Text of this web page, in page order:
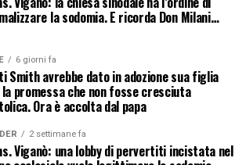
la sodomia. E ricorda Don Milani…
6 giorni fa
Smith avrebbe dato in adozione sua figlia
la promessa che non fosse cresciuta
Ora è accolta dal papa
2 settimane fa
Viganò: una lobby di pervertiti incistata nel